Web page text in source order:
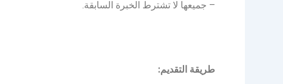
– جميعها لا تشترط الخبرة السابقة.
طريقة التقديم: